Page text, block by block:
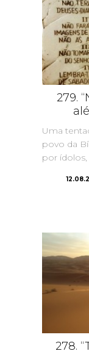
279.
Uma
povo da
por
278.